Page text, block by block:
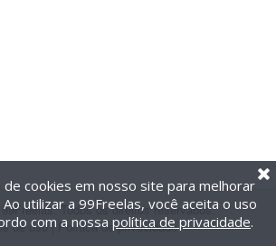
Todos os direitos reservados.
de uso| Política de privacidade
cookies em nosso site para melhorar
utilizar a 99Freelas, você aceita o uso
com a nossa política de privacidade.